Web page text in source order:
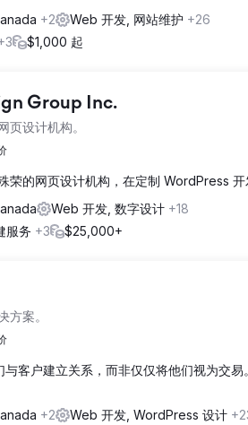
+2 Web 开发, 网站维护 +26
$1,000 起
Group Inc.
页设计机构。
荣的网页设计机构，在定制 WordPress
Web 开发, 数字设计 +18
服务 +3 $25,000+
方案。
客户建立关系，而非仅仅将他们视为交
+2 Web 开发, WordPress 设计